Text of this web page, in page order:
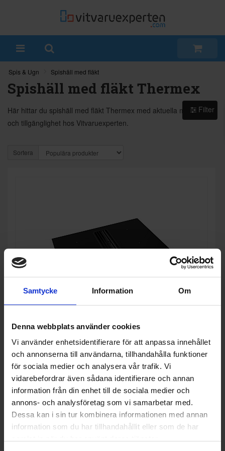
Samtycke Information Om
Denna webbplats använder cookies
Vi använder enhetsidentifierare för att anpassa innehållet
och annonserna till användarna, tillhandahålla funktioner
för sociala medier och analysera vår trafik. Vi
vidarebefordrar även sådana identifierare och annan
information från din enhet till de sociala medier och
annons- och analysföretag som vi samarbetar med.
Dessa kan i sin tur kombinera informationen med annan
information som du har tillhandahållit eller som de har
Spis & Ugn Spishäll med fläkt
Spishäll med fläkt Thermex
Här hittar du spishäll med fläkt Thermex med aktuella modeller
och tillgänglighet hos Vitvaruexperten.
Sortera
Häll med fläkt
Thermex Le Mans Typhoon Compact
PRODUKTBLAD
Antal zoner (st): 4
12 990:-
I lager
Filter